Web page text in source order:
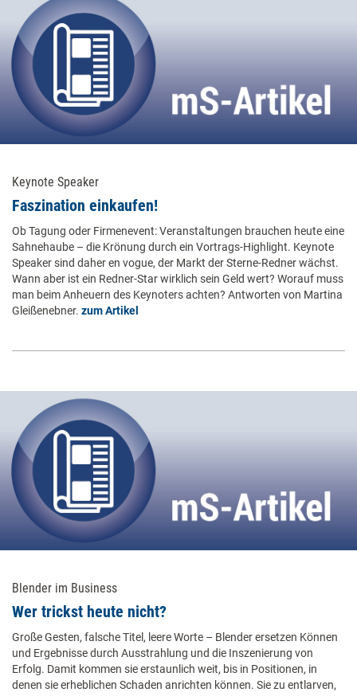
Keynote Speaker
Faszination einkaufen!
Ob Tagung oder Firmenevent: Veranstaltungen brauchen heute eine
Sahnehaube – die Krönung durch ein Vortrags-Highlight. Keynote
Speaker sind daher en vogue, der Markt der Sterne-Redner wächst.
Wann aber ist ein Redner-Star wirklich sein Geld wert? Worauf muss
man beim Anheuern des Keynoters achten? Antworten von Martina
Gleißenebner. zum Artikel
Blender im Business
Wer trickst heute nicht?
Große Gesten, falsche Titel, leere Worte – Blender ersetzen Können
und Ergebnisse durch Ausstrahlung und die Inszenierung von
Erfolg. Damit kommen sie erstaunlich weit, bis in Positionen, in
denen sie erheblichen Schaden anrichten können. Sie zu entlarven,